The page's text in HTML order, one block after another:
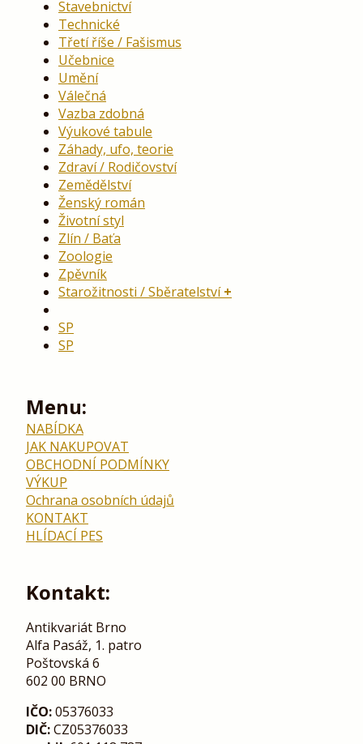
Stavebnictví
Technické
Třetí říše / Fašismus
Učebnice
Umění
Válečná
Vazba zdobná
Výukové tabule
Záhady, ufo, teorie
Zdraví / Rodičovství
Zemědělství
Ženský román
Životní styl
Zlín / Baťa
Zoologie
Zpěvník
Starožitnosti / Sběratelství
SP
SP
Menu:
NABÍDKA
JAK NAKUPOVAT
OBCHODNÍ PODMÍNKY
VÝKUP
Ochrana osobních údajů
KONTAKT
HLÍDACÍ PES
Kontakt:
Antikvariát Brno
Alfa Pasáž, 1. patro
Poštovská 6
602 00 BRNO
IČO:05376033
DIČ:CZ05376033